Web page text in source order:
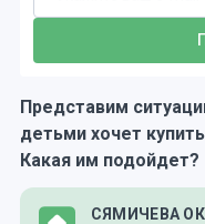
Представим
детьми хочет
Какая им подойдет?
СЯМИЧЕВА